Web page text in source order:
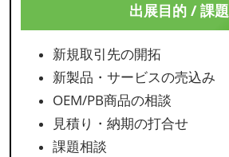
出展目的 / 課題
新規取引先の開拓
新製品・サービスの売込み
OEM/PB商品の相談
見積り・納期の打合せ
課題相談